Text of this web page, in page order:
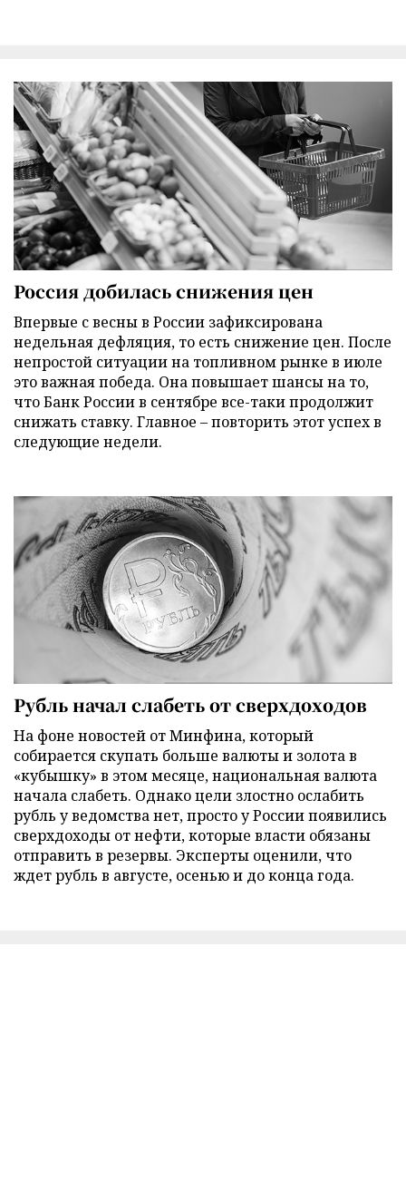
Россия добилась снижения цен
Впервые с весны в России зафиксирована
недельная дефляция, то есть снижение цен. После
непростой ситуации на топливном рынке в июле
это важная победа. Она повышает шансы на то,
что Банк России в сентябре все-таки продолжит
снижать ставку. Главное – повторить этот успех в
следующие недели.
Рубль начал слабеть от сверхдоходов
На фоне новостей от Минфина, который
собирается скупать больше валюты и золота в
«кубышку» в этом месяце, национальная валюта
начала слабеть. Однако цели злостно ослабить
рубль у ведомства нет, просто у России появились
сверхдоходы от нефти, которые власти обязаны
отправить в резервы. Эксперты оценили, что
ждет рубль в августе, осенью и до конца года.